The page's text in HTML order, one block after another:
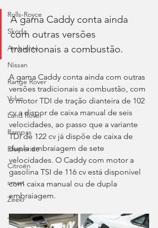
Rolls-Royce
Skoda
Ambiente
Nissan
Range Rover
Volvo
Land Rover
Rampas
Efeméride
Citroën
smart
Zeekr
Jaguar
A gama Caddy conta ainda
com outras versões
tradicionais a combustão.
A gama Caddy conta ainda com outras
versões tradicionais a combustão, com
o motor TDI de tração dianteira de 102
cv a dispor de caixa manual de seis
velocidades, ao passo que a variante
TDI de 122 cv já dispõe de caixa de
dupla embraiagem de sete
velocidades. O Caddy com motor a
gasolina TSI de 116 cv está disponível
com caixa manual ou de dupla
embraiagem.